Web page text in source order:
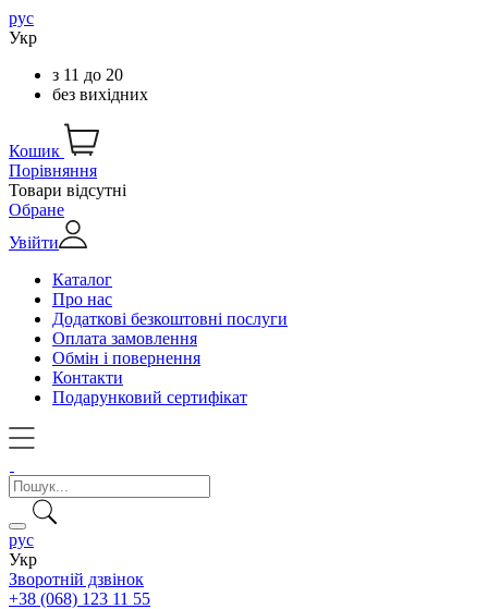
рус
Укр
з 11 до 20
без вихідних
Кошик
Порівняння
Товари відсутні
Обране
Увійти
Каталог
Про нас
Додаткові безкоштовні послуги
Оплата замовлення
Обмін і повернення
Контакти
Подарунковий сертифікат
рус
Укр
Зворотній дзвінок
+38 (068) 123 11 55